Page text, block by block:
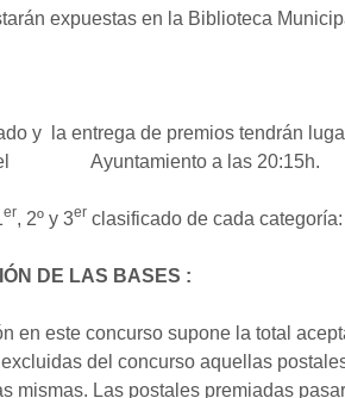
expuestas en la Biblioteca
y la entrega de premios tendrán
el Ayuntamiento a las 20:15h.
er, 2º y 3er clasificado de cada
DE LAS BASES :
en este concurso supone la total
del concurso aquellas
mismas. Las postales premiadas